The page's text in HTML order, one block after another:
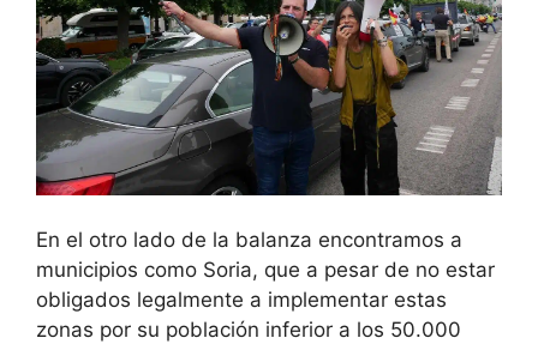
En el otro lado de la balanza encontramos a
municipios como Soria, que a pesar de no estar
obligados legalmente a implementar estas
zonas por su población inferior a los 50.000